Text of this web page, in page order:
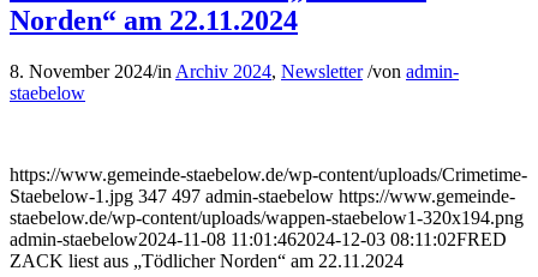
Norden“ am 22.11.2024
8. November 2024/in Archiv 2024, Newsletter /von admin-
staebelow
https://www.gemeinde-staebelow.de/wp-content/uploads/Crimetime-
Staebelow-1.jpg 347 497 admin-staebelow https://www.gemeinde-
staebelow.de/wp-content/uploads/wappen-staebelow1-320x194.png
admin-staebelow2024-11-08 11:01:462024-12-03 08:11:02FRED
ZACK liest aus „Tödlicher Norden“ am 22.11.2024